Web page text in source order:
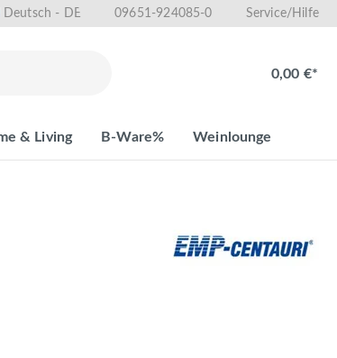
Deutsch - DE 09651-924085-0 Service/Hilfe
0,00 €*
& Living B-Ware% Weinlounge